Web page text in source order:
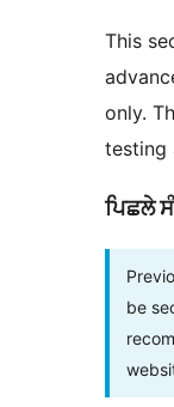
This
only.
testing
ਪਿਛਲੇ
be